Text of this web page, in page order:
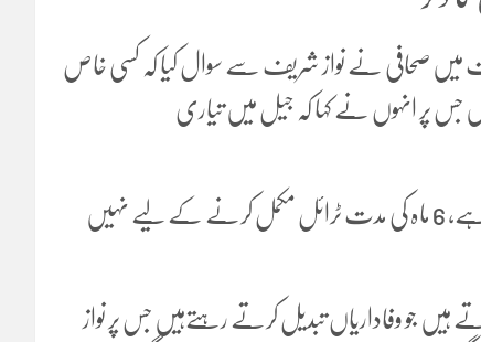
میں صحافی نے نواز شریف سے سوال کیا کہ کسی خاص
جس پر انہوں نے کہا کہ جیل میں تیاری
سابق وزیراعظم نے کہا کہ اڈیالہ والوں کو کیسے پتہ چلا کہ کوئی آ رہا ہے، 6 ماہ کی مدت ٹرائل مکمل کرنے کے لیے نہیں
جو وفاداریاں تبدیل کرتے رہتےہیں جس پر نواز